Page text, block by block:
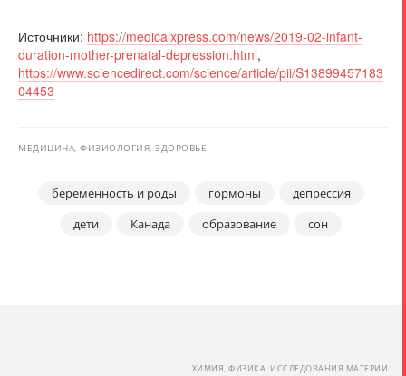
Источники: https://medicalxpress.com/news/2019-02-infant-
duration-mother-prenatal-depression.html,
https://www.sciencedirect.com/science/article/pii/S13899457183
04453
МЕДИЦИНА, ФИЗИОЛОГИЯ, ЗДОРОВЬЕ
беременность и роды гормоны
депрессия
дети
Канада образование сон
ХИМИЯ, ФИЗИКА, ИССЛЕДОВАНИЯ МАТЕРИИ